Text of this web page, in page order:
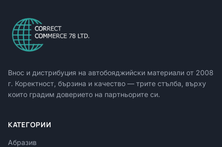
Внос и дистрибуция на автобояджийски материали от 2008
г. Коректност, бързина и качество — трите стълба, върху
които градим доверието на партньорите си.
КАТЕГОРИИ
Абразив